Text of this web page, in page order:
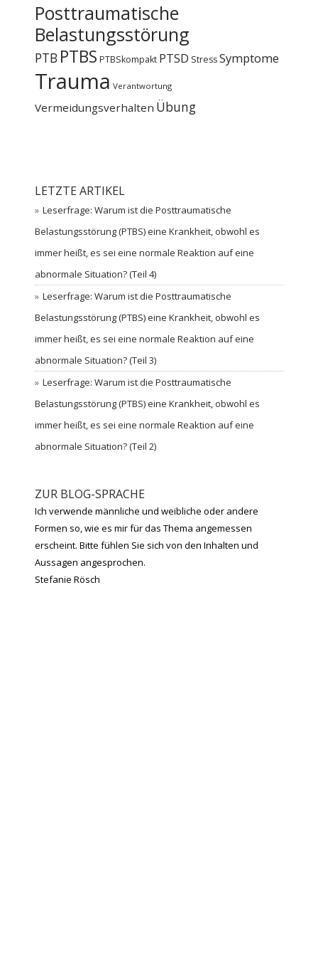
Posttraumatische
Belastungsstörung
PTB PTBS PTBSkompakt PTSD StressSymptome
Trauma Verantwortung
Vermeidungsverhalten Übung
LETZTE ARTIKEL
Leserfrage: Warum ist die Posttraumatische
Belastungsstörung (PTBS) eine Krankheit, obwohl es
immer heißt, es sei eine normale Reaktion auf eine
abnormale Situation? (Teil 4)
Leserfrage: Warum ist die Posttraumatische
Belastungsstörung (PTBS) eine Krankheit, obwohl es
immer heißt, es sei eine normale Reaktion auf eine
abnormale Situation? (Teil 3)
Leserfrage: Warum ist die Posttraumatische
Belastungsstörung (PTBS) eine Krankheit, obwohl es
immer heißt, es sei eine normale Reaktion auf eine
abnormale Situation? (Teil 2)
ZUR BLOG-SPRACHE
Ich verwende männliche und weibliche oder andere
Formen so, wie es mir für das Thema angemessen
erscheint. Bitte fühlen Sie sich von den Inhalten und
Aussagen angesprochen.
Stefanie Rösch